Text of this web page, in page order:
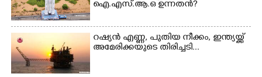
ഐ.എസ്.ആ.ഒ ഉന്നതൻ?
റഷ്യൻ എണ്ണ, പുതിയ നീക്കം, ഇന്ത്യയ്ക്ക്
അമേരിക്കയുടെ തിരിച്ചടി...